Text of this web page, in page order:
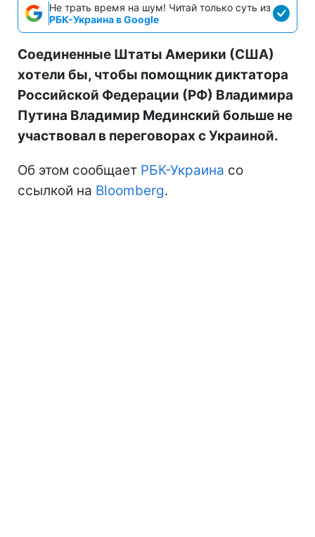
Не трать время на шум! Читай только суть из
РБК-Украина в Google
Соединенные Штаты Америки (США)
хотели бы, чтобы помощник диктатора
Российской Федерации (РФ) Владимира
Путина Владимир Мединский больше не
участвовал в переговорах с Украиной.
Об этом сообщает РБК-Украина со
ссылкой на Bloomberg.